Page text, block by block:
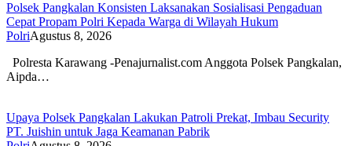
Polsek Pangkalan Konsisten Laksanakan Sosialisasi Pengaduan
Cepat Propam Polri Kepada Warga di Wilayah Hukum
PolriAgustus 8, 2026
Polresta Karawang -Penajurnalist.com Anggota Polsek Pangkalan,
Aipda…
Upaya Polsek Pangkalan Lakukan Patroli Prekat, Imbau Security
PT. Juishin untuk Jaga Keamanan Pabrik